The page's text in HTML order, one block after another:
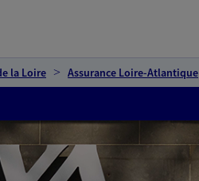
la Loire Assurance Loire-Atlantique